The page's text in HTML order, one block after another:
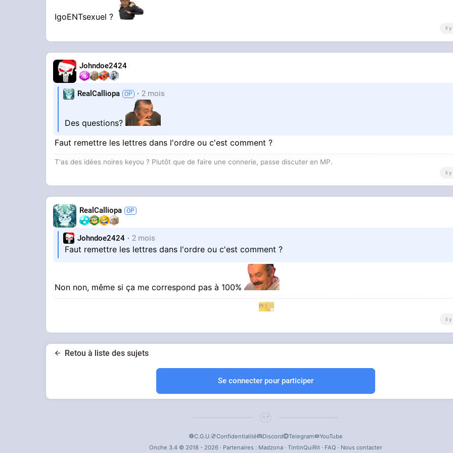
IgoENTsexuel ?
il y
Johndoe2424
RealCalliopa 2 mois
Des questions?
Faut remettre les lettres dans l'ordre ou c'est comment ?
T'as des idées noires keyou ? Plutôt que de faire une connerie, passe discuter en MP.
il y
RealCalliopa
Johndoe2424 2 mois
Faut remettre les lettres dans l'ordre ou c'est comment ?
Non non, même si ça me correspond pas à 100%
il y
Retou à liste des sujets
Se connecter pour participer
C.G.U. Confidentialité Discord Telegram
YouTube
Onche 3.4 © 2018 - 2026 · Partenaires : Madzona ·TintinQuiRit · FAQ · Nous contacter